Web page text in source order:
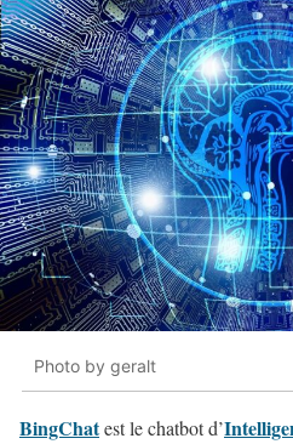
Photo by geralt
BingChatest le chatbot d’